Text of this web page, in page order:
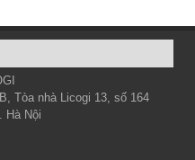
Tòa nhà Licogi 13, số 164
Hà Nội